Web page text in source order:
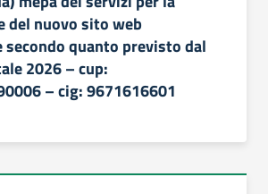
del nuovo sito web
quanto previsto dal
2026 – cup:
– cig: 9671616601